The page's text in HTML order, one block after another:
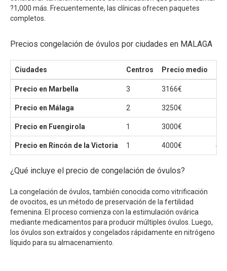
?1,000 más. Frecuentemente, las clínicas ofrecen paquetes
completos.
Precios congelación de óvulos por ciudades en MALAGA
Ciudades Centros Precio medio
Precio en Marbella 3 3166€
Precio en Málaga 2 3250€
Precio en Fuengirola 1 3000€
Precio en Rincón de la Victoria 1 4000€
¿Qué incluye el precio de congelación de óvulos?
La congelación de óvulos, también conocida como vitrificación
de ovocitos, es un método de preservación de la fertilidad
femenina. El proceso comienza con la estimulación ovárica
mediante medicamentos para producir múltiples óvulos. Luego,
los óvulos son extraídos y congelados rápidamente en nitrógeno
líquido para su almacenamiento.